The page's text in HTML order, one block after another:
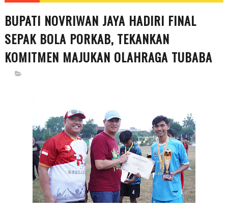
BUPATI NOVRIWAN JAYA HADIRI FINAL
SEPAK BOLA PORKAB, TEKANKAN
KOMITMEN MAJUKAN OLAHRAGA TUBABA